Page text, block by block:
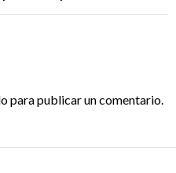
para publicar un comentario.